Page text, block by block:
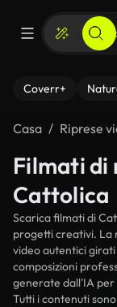
Coverr+
Casa Riprese
Filmati
Cattolica
Scarica filmati di
progetti creativi. La
video autentici
composizioni
generate dall'IA per
Tutti i contenuti